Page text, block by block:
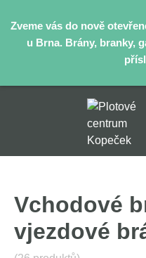
Zveme vás do nově
u Brna. Brány, branky,
Vchodové
vjezdové